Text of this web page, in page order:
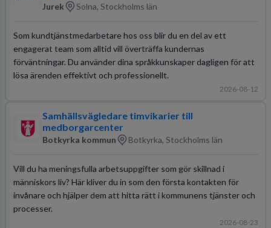
Jurek Solna, Stockholms län
Som kundtjänstmedarbetare hos oss blir du en del av ett
engagerat team som alltid vill överträffa kundernas
förväntningar. Du använder dina språkkunskaper dagligen för att
lösa ärenden effektivt och professionellt.
2026-08-12
Samhällsvägledare timvikarier till
medborgarcenter
Botkyrka kommun Botkyrka, Stockholms län
Vill du ha meningsfulla arbetsuppgifter som gör skillnad i
människors liv? Här kliver du in som den första kontakten för
invånare och hjälper dem att hitta rätt i kommunens tjänster och
processer.
2026-08-23